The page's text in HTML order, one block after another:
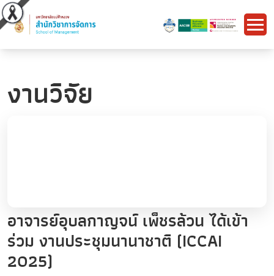
งานวิจัย
อาจารย์อุบลกาญจน์ เพ็ชรล้วน ได้เข้า
ร่วม งานประชุมนานาชาติ (ICCAI
2025)